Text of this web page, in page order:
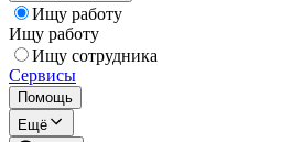
Ищу работу
Ищу работу
Ищу сотрудника
Сервисы
Помощь
Ещё